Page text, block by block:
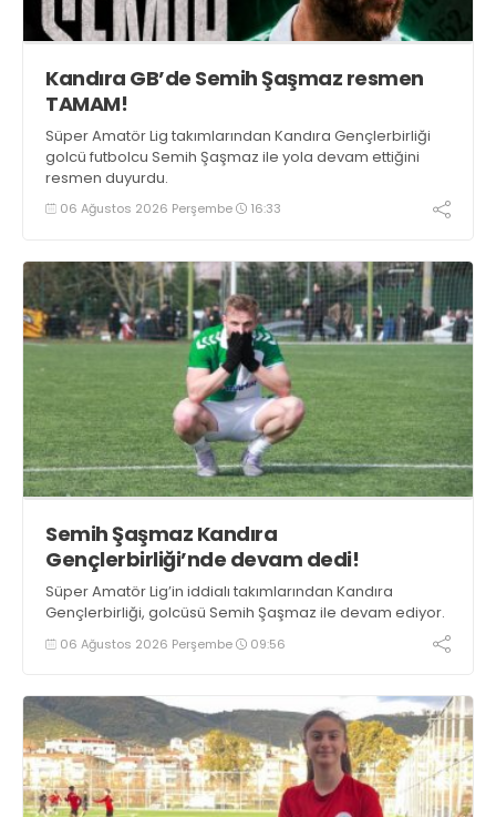
Kandıra GB’de Semih Şaşmaz resmen
TAMAM!
Süper Amatör Lig takımlarından Kandıra Gençlerbirliği
golcü futbolcu Semih Şaşmaz ile yola devam ettiğini
resmen duyurdu.
06 Ağustos 2026 Perşembe 16:33
Semih Şaşmaz Kandıra
Gençlerbirliği’nde devam dedi!
Süper Amatör Lig’in iddialı takımlarından Kandıra
Gençlerbirliği, golcüsü Semih Şaşmaz ile devam ediyor.
06 Ağustos 2026 Perşembe 09:56